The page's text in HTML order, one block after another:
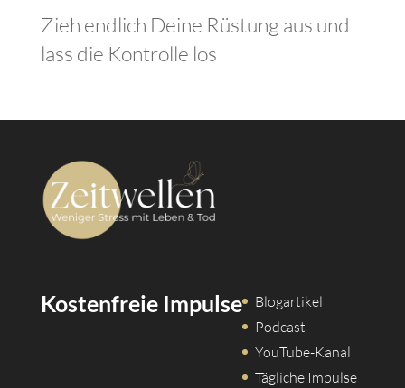
Zieh endlich Deine Rüstung aus und
lass die Kontrolle los
Kostenfreie Impulse
Blogartikel
Podcast
YouTube-Kanal
Tägliche Impulse